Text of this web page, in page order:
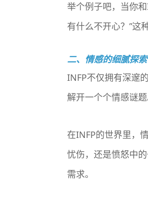
举个例子吧，当你
有什么不开心？”这
二、情感的细腻探索
INFP不仅拥有深邃
解开一个个情感谜题
在INFP的世界里，
忧伤，还是愤怒中
需求。